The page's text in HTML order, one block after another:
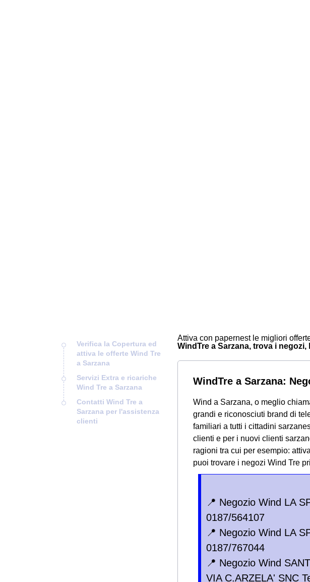
Verifica la Copertura ed
attiva le offerte Wind Tre
a Sarzana
Servizi Extra e ricariche
Wind Tre a Sarzana
Contatti Wind Tre a
Sarzana per l'assistenza
clienti
Attiva con papernest le migliori
WindTre a Sarzana, trova i
WindTre a Sarzana:
Wind a Sarzana, o meglio
grandi e riconosciuti brand di
familiari a tutti i cittadini
clienti e per i nuovi clienti
ragioni tra cui per esempio:
puoi trovare i negozi Wind Tre
📍 Negozio Wind LA
0187/564107
📍 Negozio Wind LA
0187/767044
📍 Negozio Wind
VIA C.ARZELA' SNC